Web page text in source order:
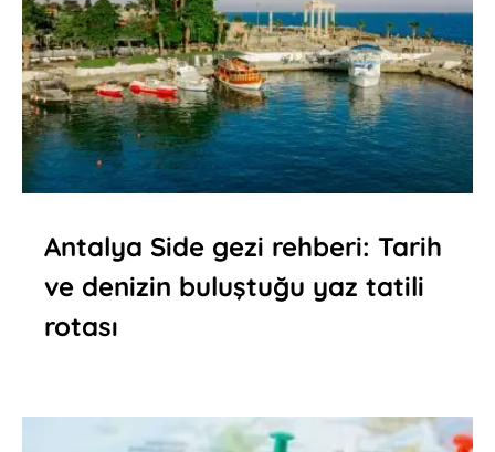
Antalya Side gezi rehberi: Tarih
ve denizin buluştuğu yaz tatili
rotası